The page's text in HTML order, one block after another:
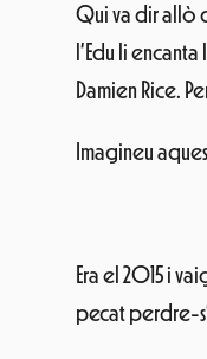
Qui va dir allò
l’Edu li encanta
Damien Rice.
Imagineu
Era el 2015 i
pecat perdre-